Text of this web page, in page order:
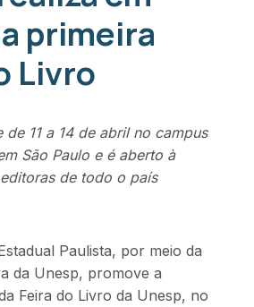
primeira
Livro
de 11 a 14 de abril no campus
São Paulo e é aberto à
de todo o país
Paulista, por meio da
da Unesp, promove a
Feira do Livro da Unesp, no